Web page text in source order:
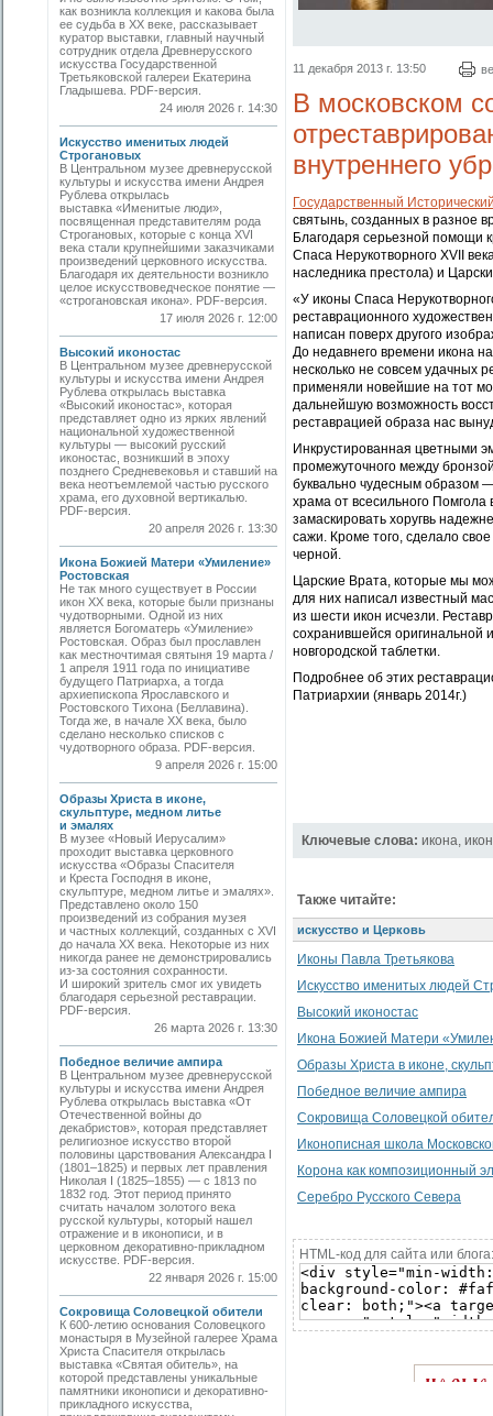
как возникла коллекция и какова была
ее судьба в ХХ веке, рассказывает
куратор выставки, главный научный
сотрудник отдела Древнерусского
искусства Государственной
Третьяковской галереи Екатерина
Гладышева. PDF-версия.
24 июля 2026 г. 14:30
Искусство именитых людей
Строгановых
В Центральном музее древнерусской
культуры и искусства имени Андрея
Рублева открылась
выставка «Именитые люди»,
посвященная представителям рода
Строгановых, которые с конца XVI
века стали крупнейшими заказчиками
произведений церковного искусства.
Благодаря их деятельности возникло
целое искусствоведческое понятие —
«строгановская икона». PDF-версия.
17 июля 2026 г. 12:00
Высокий иконостас
В Центральном музее древнерусской
культуры и искусства имени Андрея
Рублева открылась выставка
«Высокий иконостас», которая
представляет одно из ярких явлений
национальной художественной
культуры — высокий русский
иконостас, возникший в эпоху
позднего Средневековья и ставший на
века неотъемлемой частью русского
храма, его духовной вертикалью.
PDF-версия.
20 апреля 2026 г. 13:30
Икона Божией Матери «Умиление»
Ростовская
Не так много существует в России
икон XX века, которые были признаны
чудотворными. Одной из них
является Богоматерь «Умиление»
Ростовская. Образ был прославлен
как местночтимая святыня 19 марта /
1 апреля 1911 года по инициативе
будущего Патриарха, а тогда
архиепископа Ярославского и
Ростовского Тихона (Беллавина).
Тогда же, в начале ХХ века, было
сделано несколько списков с
чудотворного образа. PDF-версия.
9 апреля 2026 г. 15:00
Образы Христа в иконе,
скульптуре, медном литье
и эмалях
В музее «Новый Иерусалим»
проходит выставка церковного
искусства «Образы Спасителя
и Креста Господня в иконе,
скульптуре, медном литье и эмалях».
Представлено около 150
произведений из собрания музея
и частных коллекций, созданных с XVI
до начала XX века. Некоторые из них
никогда ранее не демонстрировались
из-за состояния сохранности.
И широкий зритель смог их увидеть
благодаря серьезной реставрации.
PDF-версия.
26 марта 2026 г. 13:30
Победное величие ампира
В Центральном музее древнерусской
культуры и искусства имени Андрея
Рублева открылась выставка «От
Отечественной войны до
декабристов», которая представляет
религиозное искусство второй
половины царствования Александра I
(1801–1825) и первых лет правления
Николая I (1825–1855) — с 1813 по
1832 год. Этот период принято
считать началом золотого века
русской культуры, который нашел
отражение и в иконописи, и в
церковном декоративно-прикладном
искусстве. PDF-версия.
22 января 2026 г. 15:00
Сокровища Соловецкой обители
К 600-летию основания Соловецкого
монастыря в Музейной галерее Храма
Христа Спасителя открылась
выставка «Святая обитель», на
которой представлены уникальные
памятники иконописи и декоративно-
прикладного искусства,
11 декабря 2013 г. 13:50
В московском
внутреннего
Государственный
святынь, созданных в разное
Благодаря серьезной помощи
Спаса Нерукотворного XVII
наследника престола) и
«У иконы Спаса
реставрационного
написан поверх другого
До недавнего времени икона
несколько не совсем удачных
применяли новейшие на тот
дальнейшую возможность
реставрацией образа нас
Инкрустированная цветными
промежуточного между
буквально чудесным образом
храма от всесильного
замаскировать хоругвь
сажи. Кроме того, сделало
черной.
Царские Врата, которые мы
для них написал известный
из шести икон исчезли.
сохранившейся оригинальной
новгородской таблетки.
Подробнее об этих
Патриархии (январь 2014г.)
Ключевые слова: икона,
Также читайте:
искусство и Церковь
Иконы Павла Третьякова
Искусство именитых людей
Высокий иконостас
Икона Божией Матери
Образы Христа в иконе,
Победное величие ампира
Сокровища Соловецкой
Иконописная школа
Корона как композиционный
Серебро Русского Севера
HTML-код для сайта или блога: